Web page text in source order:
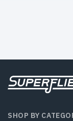
SHOP BY